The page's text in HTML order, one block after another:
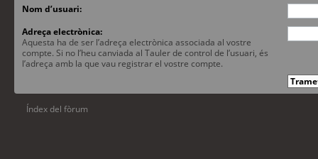
Nom d’usuari:
Adreça electrònica:
Aquesta ha de ser l’adreça electrònica associada al vostre
compte. Si no l’heu canviada al Tauler de control de l’usuari, és
l’adreça amb la que vau registrar el vostre compte.
Índex del fòrum